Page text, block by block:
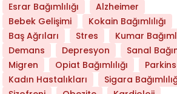
Daha Az Protein Tüketmek
Esrar Bağımlılığı
Alzheimer
Bebek Gelişimi
Kokain Bağımlılığı
Baş Ağrıları
Stres
Kumar
Demans
Depresyon
Sanal
Migren
Opiat Bağımlılığı
Kadın Hastalıkları
Sigara